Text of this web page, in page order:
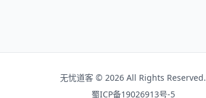
无忧道客 © 2026 All Rights Reserved.
蜀ICP备19026913号-5